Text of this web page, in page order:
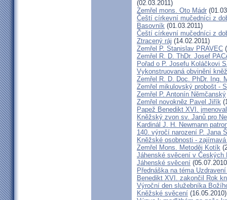
(02.03.2011)
Zemřel mons. Oto Mádr
Čeští církevní mučedníci z
Basovník (01.03.2011)
Čeští církevní mučedníci z
Ztracený ráj (14.02.2011)
Zemřel P. Stanislav PRAVEC
Zemřel R. D. ThDr. Josef
Pořad o P. Josefu Koláčkovi
Vykonstruovaná obvinění
Zemřel R. D. Doc. PhDr. Ing.
Zemřel mikulovský probošt -
Zemřel P. Antonín Němčanský
Zemřel novokněz Pavel Jiřík
Papež Benedikt XVI.
Kněžský zvon sv. Janů pro
Kardinál J. H. Newmann
140. výročí narození P. Jana
Kněžské osobnosti -
Zemřel Mons. Metoděj Kotík
Jáhenské svěcení v Českých
Jáhenské svěcení
Přednáška na téma
Benedikt XVI. zakončil Rok
Výroční den služebníka
Kněžské svěcení (16.05.2010)